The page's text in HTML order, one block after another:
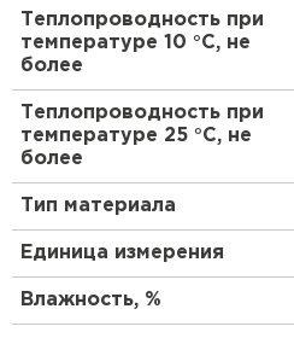
Теплопроводность при
температуре 10 °С, не
более
Теплопроводность при
температуре 25 °С, не
более
Тип материала
Единица измерения
Влажность, %
Утеплитель
ПЕРЕЙТИ
Рулонная
ПЕРЕЙТИ
Утеплитель